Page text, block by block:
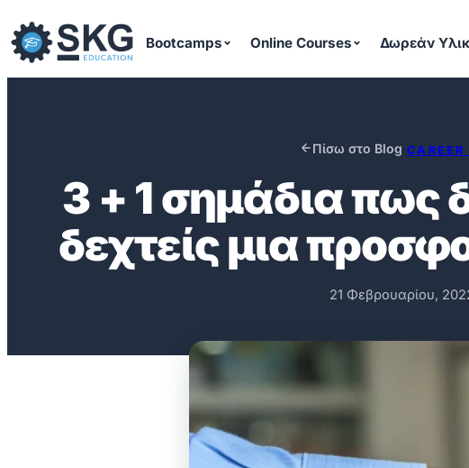
Μετάβαση
στο
περιεχόμενο
Bootcamps Online Courses Δωρεάν
Πίσω στο Blog CAREER
3 + 1 σημάδια πως
δεχτείς μια
21 Φεβρουαρίου,